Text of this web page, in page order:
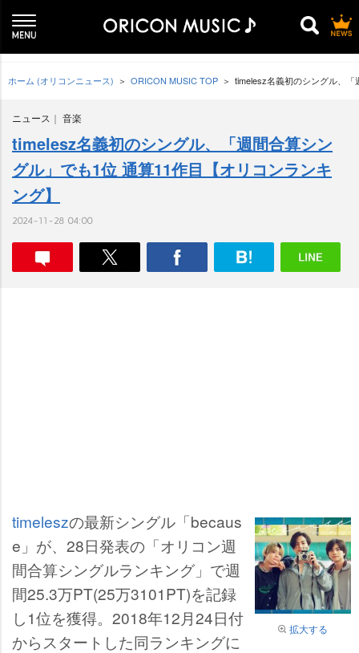
ホーム (オリコンニュース) ORICON MUSIC TOP timelesz名義初のシングル、
ニュース 音楽
timelesz名義初のシングル、「週間合算シン
グル」でも1位 通算11作目【オリコンランキ
ング】
2024-11-28 04:00
拡大する
timeleszの最新シングル「becaus
e」が、28日発表の「オリコン週
間合算シングルランキング」で週
間25.3万PT(25万3101PT)を記録
し1位を獲得。2018年12月24日付
からスタートした同ランキングに